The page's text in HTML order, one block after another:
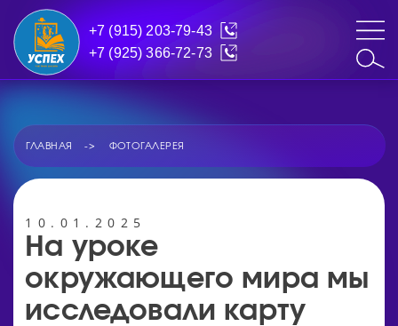
+7 (915) 203-79-43
+7 (925) 366-72-73
ГЛАВНАЯ ФОТОГАЛЕРЕЯ
10.01.2025
На уроке
окружающего мира мы
исследовали карту